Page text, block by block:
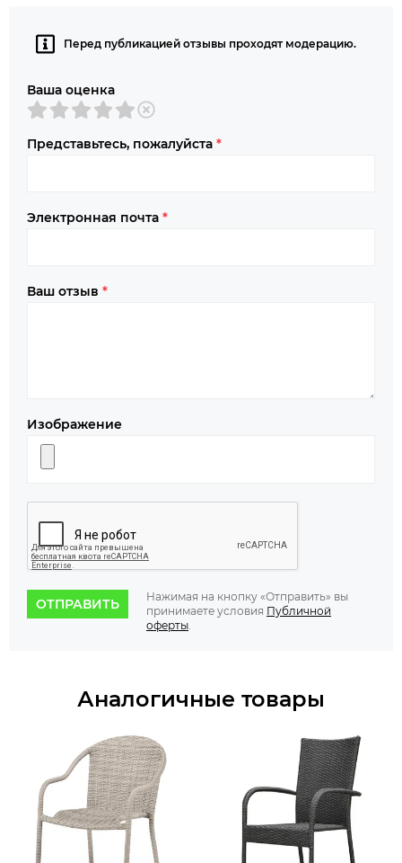
Перед публикацией отзывы проходят модерацию.
Ваша оценка
Представьтесь, пожалуйста *
Электронная почта *
Ваш отзыв *
Изображение
ОТПРАВИТЬ
Нажимая на кнопку «Отправить» вы
принимаете условия Публичной
оферты
Аналогичные товары